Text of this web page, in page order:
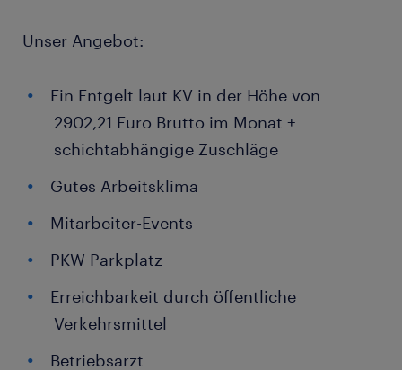
Unser Angebot:
Ein Entgelt laut KV in der Höhe von
2902,21 Euro Brutto im Monat +
schichtabhängige Zuschläge
Gutes Arbeitsklima
Mitarbeiter-Events
PKW Parkplatz
Erreichbarkeit durch öffentliche
Verkehrsmittel
Betriebsarzt